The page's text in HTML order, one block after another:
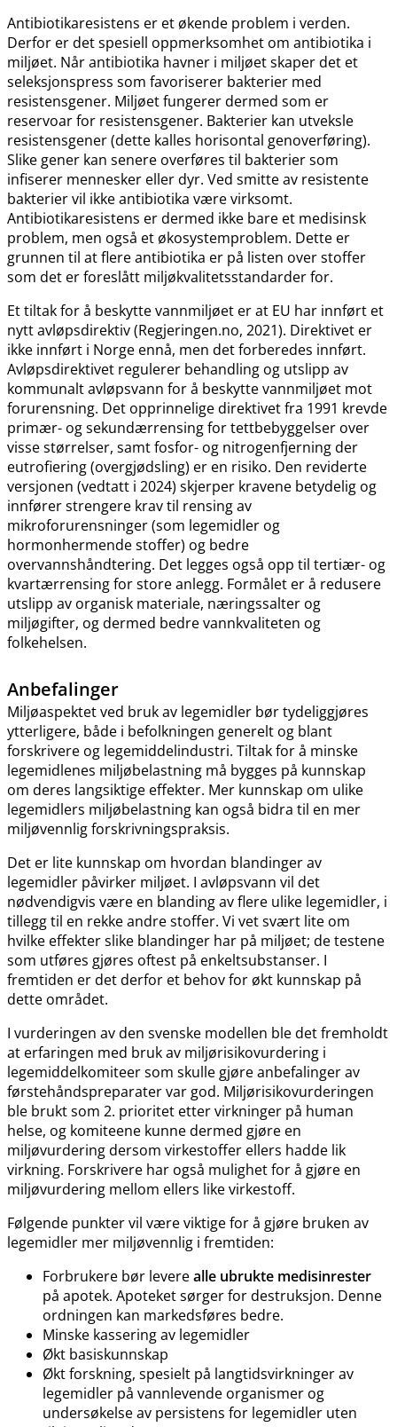
Antibiotikaresistens er et økende problem i verden.
Derfor er det spesiell oppmerksomhet om antibiotika i
miljøet. Når antibiotika havner i miljøet skaper det et
seleksjonspress som favoriserer bakterier med
resistensgener. Miljøet fungerer dermed som er
reservoar for resistensgener. Bakterier kan utveksle
resistensgener (dette kalles horisontal genoverføring).
Slike gener kan senere overføres til bakterier som
infiserer mennesker eller dyr. Ved smitte av resistente
bakterier vil ikke antibiotika være virksomt.
Antibiotikaresistens er dermed ikke bare et medisinsk
problem, men også et økosystemproblem. Dette er
grunnen til at flere antibiotika er på listen over stoffer
som det er foreslått miljøkvalitetsstandarder for.
Et tiltak for å beskytte vannmiljøet er at EU har innført et
nytt avløpsdirektiv (Regjeringen.no, 2021). Direktivet er
ikke innført i Norge ennå, men det forberedes innført.
Avløpsdirektivet regulerer behandling og utslipp av
kommunalt avløpsvann for å beskytte vannmiljøet mot
forurensning. Det opprinnelige direktivet fra 1991 krevde
primær- og sekundærrensing for tettbebyggelser over
visse størrelser, samt fosfor- og nitrogenfjerning der
eutrofiering (overgjødsling) er en risiko. Den reviderte
versjonen (vedtatt i 2024) skjerper kravene betydelig og
innfører strengere krav til rensing av
mikroforurensninger (som legemidler og
hormonhermende stoffer) og bedre
overvannshåndtering. Det legges også opp til tertiær- og
kvartærrensing for store anlegg. Formålet er å redusere
utslipp av organisk materiale, næringssalter og
miljøgifter, og dermed bedre vannkvaliteten og
folkehelsen.
Anbefalinger
Miljøaspektet ved bruk av legemidler bør tydeliggjøres
ytterligere, både i befolkningen generelt og blant
forskrivere og legemiddelindustri. Tiltak for å minske
legemidlenes miljøbelastning må bygges på kunnskap
om deres langsiktige effekter. Mer kunnskap om ulike
legemidlers miljøbelastning kan også bidra til en mer
miljøvennlig forskrivningspraksis.
Det er lite kunnskap om hvordan blandinger av
legemidler påvirker miljøet. I avløpsvann vil det
nødvendigvis være en blanding av flere ulike legemidler, i
tillegg til en rekke andre stoffer. Vi vet svært lite om
hvilke effekter slike blandinger har på miljøet; de testene
som utføres gjøres oftest på enkeltsubstanser. I
fremtiden er det derfor et behov for økt kunnskap på
dette området.
I vurderingen av den svenske modellen ble det fremholdt
at erfaringen med bruk av miljørisikovurdering i
legemiddelkomiteer som skulle gjøre anbefalinger av
førstehåndspreparater var god. Miljørisikovurderingen
ble brukt som 2. prioritet etter virkninger på human
helse, og komiteene kunne dermed gjøre en
miljøvurdering dersom virkestoffer ellers hadde lik
virkning. Forskrivere har også mulighet for å gjøre en
miljøvurdering mellom ellers like virkestoff.
Følgende punkter vil være viktige for å gjøre bruken av
legemidler mer miljøvennlig i fremtiden:
Forbrukere bør leverealle ubrukte medisinrester
på apotek. Apoteket sørger for destruksjon. Denne
ordningen kan markedsføres bedre.
Minske kassering av legemidler
Økt basiskunnskap
Økt forskning, spesielt på langtidsvirkninger av
legemidler på vannlevende organismer og
undersøkelse av persistens for legemidler uten